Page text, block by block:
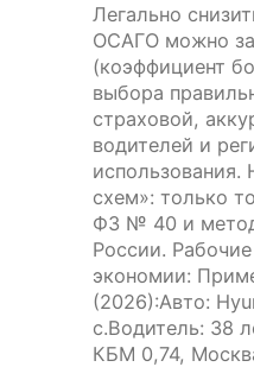
Легально
ОСАГО можно
(коэффициент
выбора
страховой,
водителей и
использования.
схем»: только
ФЗ № 40 и
России.
экономии:
(2026):Авто:
с.Водитель: 38
КБМ 0,74,